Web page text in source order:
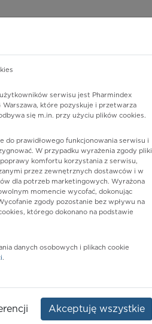
INHALATORY
serwisu jest Pharmindex
Warszawa, które pozyskuje i przetwarza
się m.in. przy użyciu plików cookies.
do prawidłowego funkcjonowania serwisu i
W przypadku wyrażenia zgody pliki
komfortu korzystania z serwisu,
przez zewnętrznych dostawców i w
dla potrzeb marketingowych. Wyrażona
momencie wycofać, dokonując
zgody pozostanie bez wpływu na
którego dokonano na podstawie
danych osobowych i plikach cookie
.
Akceptuję wszystkie